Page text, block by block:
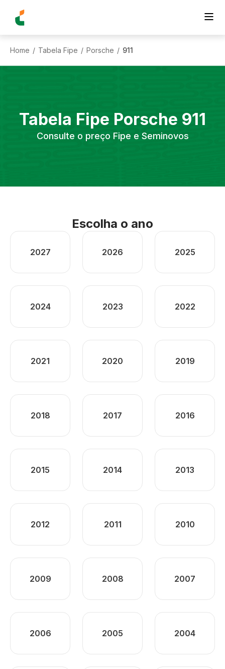
Home / Tabela Fipe / Porsche / 911
Tabela Fipe Porsche 911
Consulte o preço Fipe e Seminovos
Escolha o ano
2027 2026 2025
2024 2023 2022
2021 2020 2019
2018 2017 2016
2015 2014 2013
2012 2011 2010
2009 2008 2007
2006 2005 2004